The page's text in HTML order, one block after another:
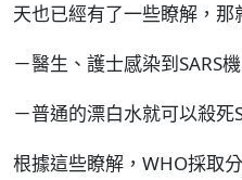
天也已經有了一些瞭解，那
－醫生、護士感染到SARS
－普通的漂白水就可以殺死
根據這些瞭解，WHO採取